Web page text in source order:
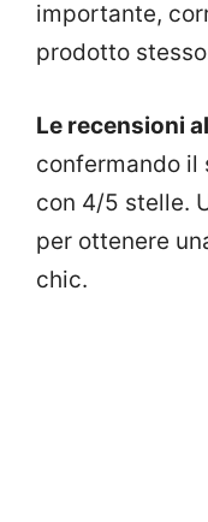
importante,
prodotto
Le recensioni
confermando il
con 4/5 stelle.
per ottenere
chic.